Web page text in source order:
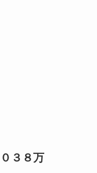
３８万